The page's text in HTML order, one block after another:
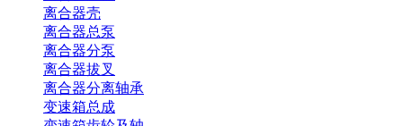
离合器壳
离合器总泵
离合器分泵
离合器拔叉
离合器分离轴承
变速箱总成